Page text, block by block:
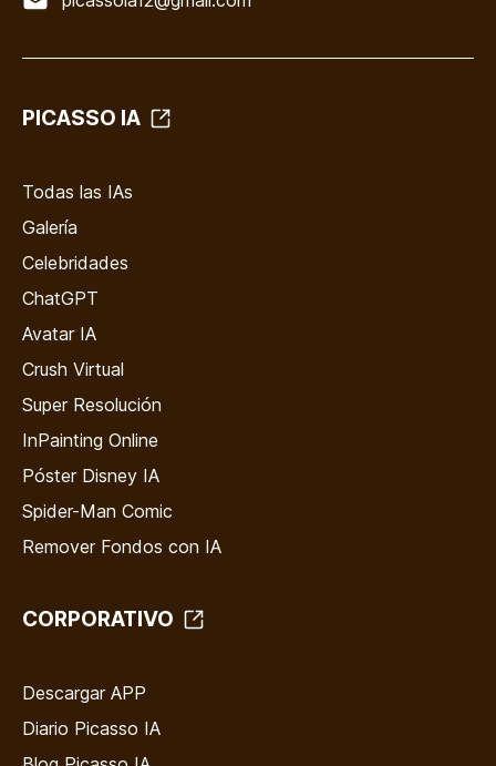
PICASSO IA
Todas las IAs
Galería
Celebridades
ChatGPT
Avatar IA
Crush Virtual
Super Resolución
InPainting Online
Póster Disney IA
Spider-Man Comic
Remover Fondos con IA
CORPORATIVO
Descargar APP
Diario Picasso IA